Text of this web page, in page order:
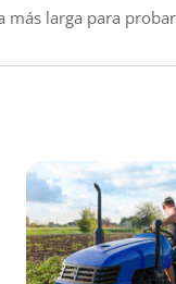
más larga para